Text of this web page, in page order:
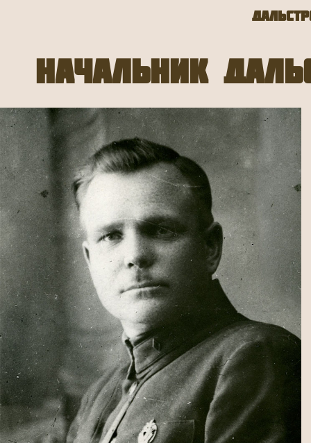
Начальник